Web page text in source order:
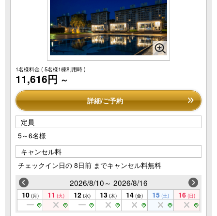
1名様料金( 5名様1棟利用時 )
11,616円 ～
詳細/ご予約
定員
5～6名様
キャンセル料
チェックイン日の 8日前 までキャンセル料無料
2026/8/10～ 2026/8/16
10 (月) 11 (火) 12 (水) 13 (木) 14 (金) 15 (土) 16 (日)